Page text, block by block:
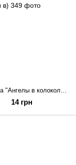
14 грн